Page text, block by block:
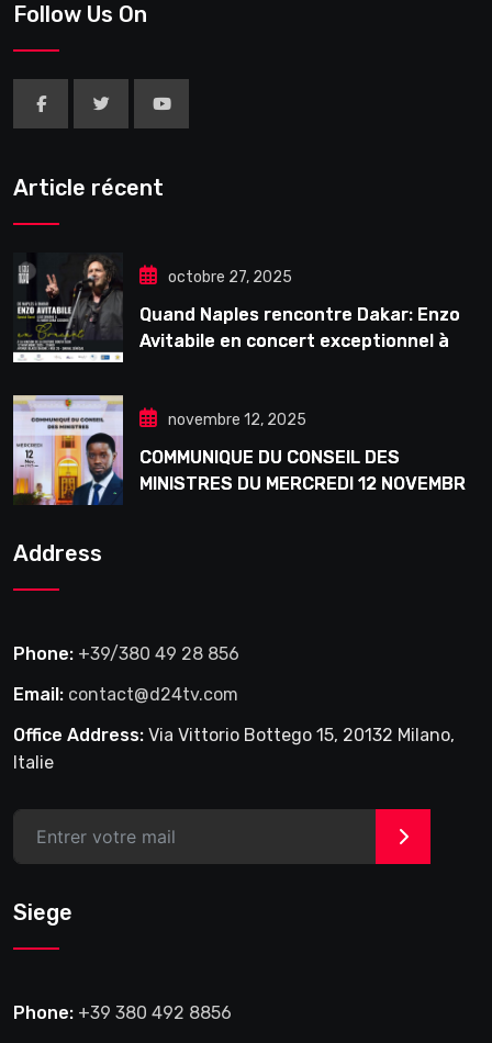
Follow Us On
Article récent
octobre 27, 2025
Quand Naples rencontre Dakar: Enzo
Avitabile en concert exceptionnel à
novembre 12, 2025
COMMUNIQUE DU CONSEIL DES
MINISTRES DU MERCREDI 12 NOVEMBRE
Address
Phone: +39/380 49 28 856
Email: contact@d24tv.com
Office Address: Via Vittorio Bottego 15, 20132 Milano,
Italie
>
Siege
Phone: +39 380 492 8856